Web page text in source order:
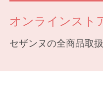
オンラインスト
セザンヌの全商品取